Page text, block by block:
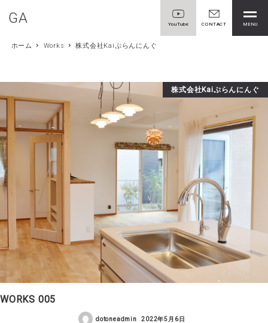
GA YouTube CONTACT MENU
ホーム Works 株式会社Kaiぷらんにんぐ
株式会社Kaiぷらんにんぐ
WORKS 005
dotoneadmin 2022年5月6日